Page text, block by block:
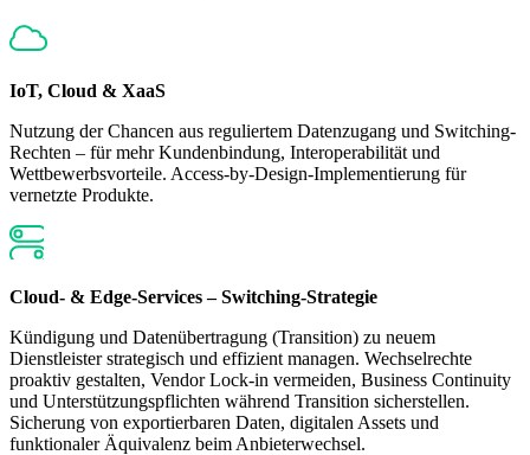
IoT, Cloud & XaaS
Nutzung der Chancen aus reguliertem Datenzugang und Switching-
Rechten – für mehr Kundenbindung, Interoperabilität und
Wettbewerbsvorteile. Access-by-Design-Implementierung für
vernetzte Produkte.
Cloud- & Edge-Services – Switching-Strategie
Kündigung und Datenübertragung (Transition) zu neuem
Dienstleister strategisch und effizient managen. Wechselrechte
proaktiv gestalten, Vendor Lock-in vermeiden, Business Continuity
und Unterstützungspflichten während Transition sicherstellen.
Sicherung von exportierbaren Daten, digitalen Assets und
funktionaler Äquivalenz beim Anbieterwechsel.